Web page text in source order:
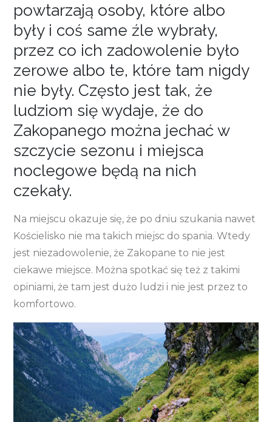
powtarzają osoby, które albo
były i coś same źle wybrały,
przez co ich zadowolenie było
zerowe albo te, które tam nigdy
nie były. Często jest tak, że
ludziom się wydaje, że do
Zakopanego można jechać w
szczycie sezonu i miejsca
noclegowe będą na nich
czekały.
Na miejscu okazuje się, że po dniu szukania nawet
Kościelisko nie ma takich miejsc do spania. Wtedy
jest niezadowolenie, że Zakopane to nie jest
ciekawe miejsce. Można spotkać się też z takimi
opiniami, że tam jest dużo ludzi i nie jest przez to
komfortowo.